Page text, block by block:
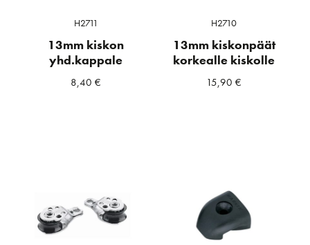
H2711
13mm kiskon
yhd.kappale
8,40€
H2710
13mm kiskonpäät
korkealle kiskolle
15,90€